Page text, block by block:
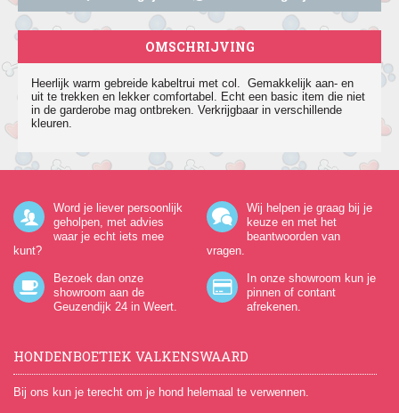
OMSCHRIJVING
Heerlijk warm gebreide kabeltrui met col. Gemakkelijk aan- en
uit te trekken en lekker comfortabel. Echt een basic item die niet
in de garderobe mag ontbreken. Verkrijgbaar in verschillende
kleuren.
Word je liever persoonlijk
geholpen, met advies
waar je echt iets mee
kunt?
Wij helpen je graag bij je
keuze en met het
beantwoorden van
vragen.
Bezoek dan onze
showroom aan de
Geuzendijk 24 in Weert.
In onze showroom kun je
pinnen of contant
afrekenen.
HONDENBOETIEK VALKENSWAARD
Bij ons kun je terecht om je hond helemaal te verwennen.